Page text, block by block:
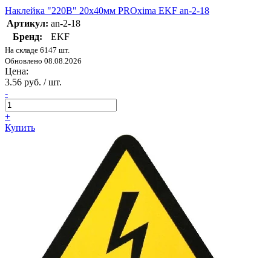
Наклейка "220В" 20х40мм PROxima EKF an-2-18
Артикул: an-2-18
Бренд:
EKF
На складе 6147 шт.
Обновлено 08.08.2026
Цена:
3.56 руб. / шт.
-
+
Купить